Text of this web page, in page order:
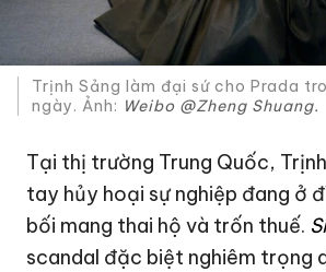
Trịnh Sảng làm đại sứ cho Prada
ngày. Ảnh: Weibo @Zheng Shuang.
Tại thị trường Trung Quốc,
tay hủy hoại sự nghiệp đang ở
bối mang thai hộ và trốn thuế.
scandal đặc biệt nghiêm trọng